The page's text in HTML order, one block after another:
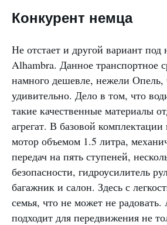
Конкурент немца
Не отстает и другой вариант под
Alhambra. Данное транспортное
намного дешевле, нежели Опель,
удивительно. Дело в том, что
такие качественные материалы
агрегат. В базовой
мотор объемом 1.5 литра,
передач на пять ступеней,
безопасности, гидроусилитель
багажник и салон. Здесь с
семья, что не может не
подходит для передвижения не